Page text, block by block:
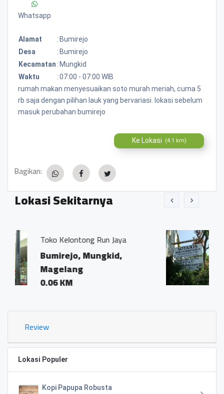
Whatsapp
Alamat : Bumirejo
Desa
: Bumirejo
Kecamatan : Mungkid
Waktu
:07:00 - 07:00 WIB
rumah makan menyesuaikan soto murah meriah, cuma 5
rb saja dengan pilihan lauk yang bervariasi. lokasi sebelum
masuk perubahan bumirejo
Ke Lokasi (4.1 km)
Bagikan:
Lokasi Sekitarnya
Jaya Kantor Notaris dan
Ivo Marius, SH"
Bumirejo, Mungkid,
Magelang
Review
Lokasi Populer
Kopi Papupa Robusta